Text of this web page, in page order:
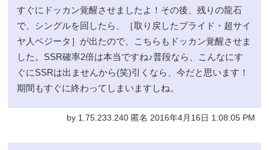
すぐにドッカン覚醒させましたよ！その後、残りの龍石
で、シングルを回したら、［取り戻したプライド・超サイ
ヤ人ベジータ］が出たので、こちらもドッカン覚醒させま
した。SSR確率2倍は本当ですね♪普段なら、こんなにす
ぐにSSRは出ませんから(笑)引くなら、今だと思います！
期間もすぐに終わってしまいますしね。
by 1.75.233.240 匿名 2016年4月16日 1:08:05 PM